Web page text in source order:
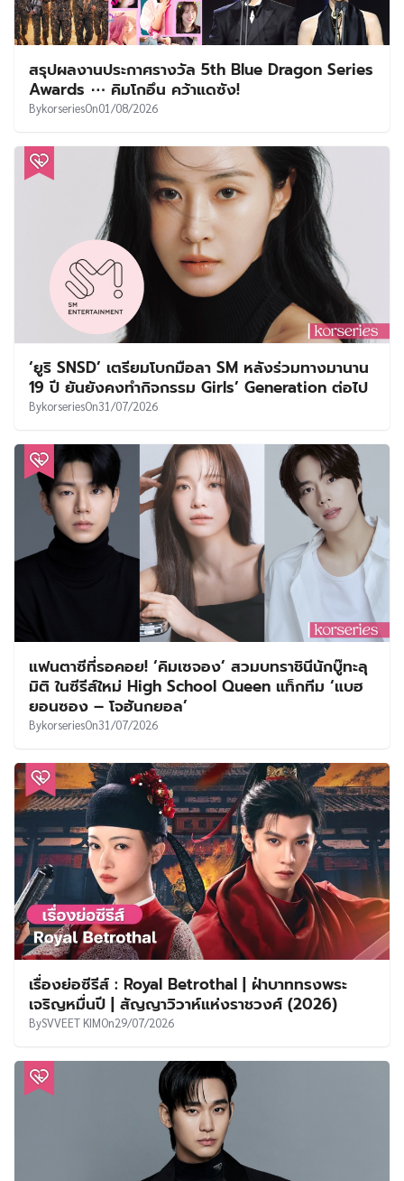
สรุปผลงานประกาศรางวัล 5th Blue Dragon Series
Awards ⋯ คิมโกอึน คว้าแดซัง!
BykorseriesOn01/08/2026
‘ยูริ SNSD’ เตรียมโบกมือลา SM หลังร่วมทางมานาน
19 ปี ยันยังคงทำกิจกรรม Girls’ Generation ต่อไป
BykorseriesOn31/07/2026
แฟนตาซีที่รอคอย! ‘คิมเซจอง’ สวมบทราชินีนักบู๊ทะลุ
มิติ ในซีรีส์ใหม่ High School Queen แท็กทีม ‘แบฮ
ยอนซอง – โจฮันกยอล’
BykorseriesOn31/07/2026
เรื่องย่อซีรีส์ : Royal Betrothal | ฝ่าบาททรงพระ
เจริญหมื่นปี | สัญญาวิวาห์แห่งราชวงศ์ (2026)
BySVVEET KIMOn29/07/2026